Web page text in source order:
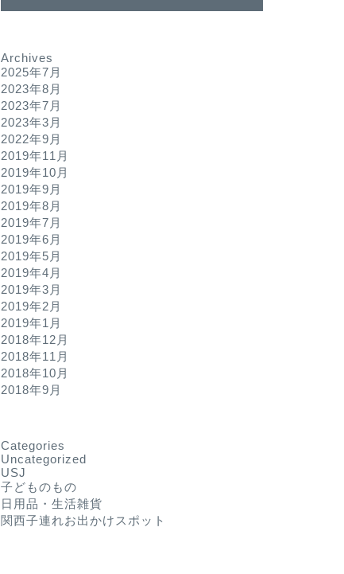
Archives
2025年7月
2023年8月
2023年7月
2023年3月
2022年9月
2019年11月
2019年10月
2019年9月
2019年8月
2019年7月
2019年6月
2019年5月
2019年4月
2019年3月
2019年2月
2019年1月
2018年12月
2018年11月
2018年10月
2018年9月
Categories
Uncategorized
USJ
子どものもの
日用品・生活雑貨
関西子連れお出かけスポット